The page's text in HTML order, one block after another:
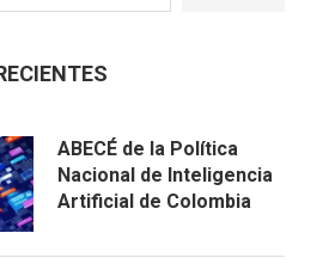
ABECÉ de la Política
Nacional de Inteligencia
Artificial de Colombia